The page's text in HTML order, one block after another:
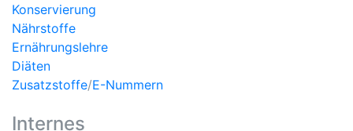
Konservierung
Nährstoffe
Ernährungslehre
Diäten
Zusatzstoffe/E-Nummern
Internes